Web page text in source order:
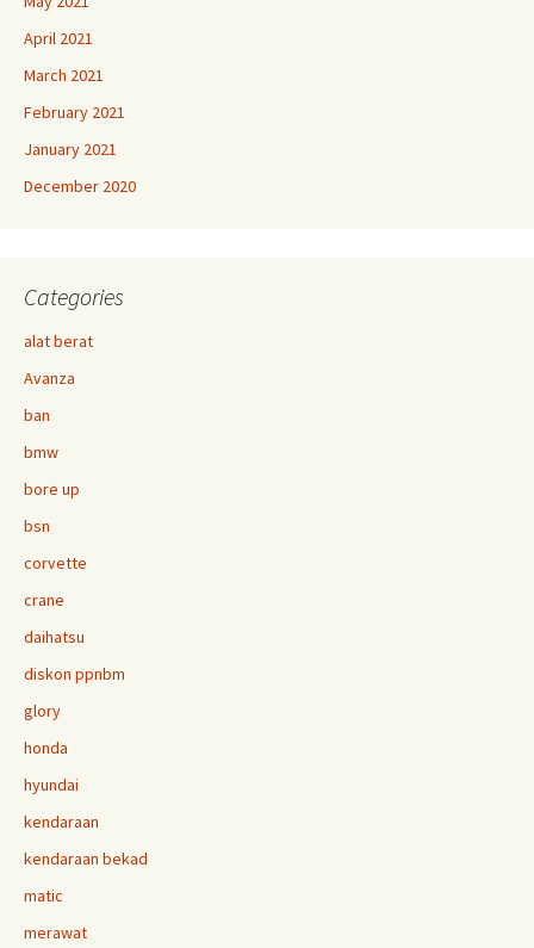
April 2021
March 2021
February 2021
January 2021
December 2020
Categories
alat berat
Avanza
ban
bmw
bore up
bsn
corvette
crane
daihatsu
diskon ppnbm
glory
honda
hyundai
kendaraan
kendaraan bekad
matic
merawat